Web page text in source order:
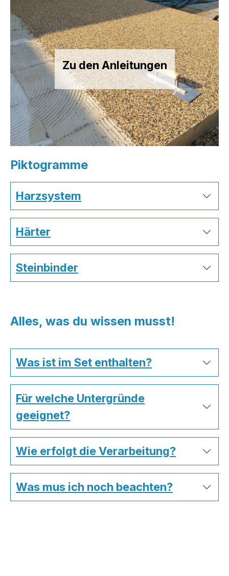
Zu den Anleitungen
Piktogramme
Harzsystem
Härter
Steinbinder
Alles, was du wissen musst!
Was ist im Set enthalten?
Für welche Untergründe
geeignet?
Wie erfolgt die Verarbeitung?
Was mus ich noch beachten?